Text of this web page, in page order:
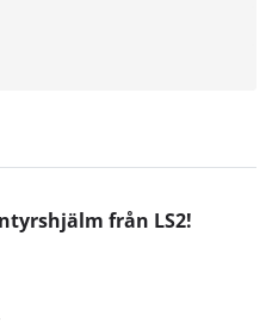
från LS2!